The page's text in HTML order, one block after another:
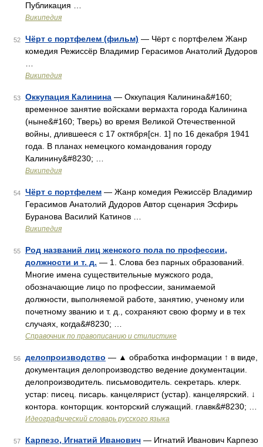
Публикация …
Википедия
52 Чёрт с портфелем (фильм) — Чёрт с портфелем Жанр
комедия Режиссёр Владимир Герасимов Анатолий Дудоров
Википедия
53 Оккупация Калинина — Оккупация Калинина&#160;
временное занятие войсками вермахта города Калинина
(ныне&#160; Тверь) во время Великой Отечественной
войны, длившееся с 17 октября[сн. 1] по 16 декабря 1941
года. В планах немецкого командования городу
Калинину&#8230; …
Википедия
54 Чёрт с портфелем — Жанр комедия Режиссёр Владимир
Герасимов Анатолий Дудоров Автор сценария Эсфирь
Буранова Василий Катинов …
Википедия
55
Род названий лиц женского пола по профессии,
должности и т. д. — 1. Слова без парных образований.
Многие имена существительные мужского рода,
обозначающие лицо по профессии, занимаемой
должности, выполняемой работе, занятию, ученому или
почетному званию и т. д., сохраняют свою форму и в тех
случаях, когда&#8230; …
Справочник по правописанию и стилистике
56 делопроизводство — ▲ обработка информации ↑ в виде,
документация делопроизводство ведение документации.
делопроизводитель. письмоводитель. секретарь. клерк.
устар: писец. писарь. канцелярист (устар). канцелярский. ↓
контора. конторщик. конторский служащий. главк&#8230; …
Идеографический словарь русского языка
57 Карпезо, Игнатий Иванович — Игнатий Иванович Карпезо